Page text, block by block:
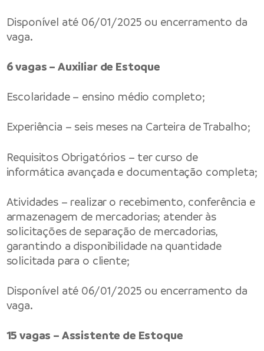
Disponível até 06/01/2025 ou encerramento da
vaga.
6 vagas – Auxiliar de Estoque
Escolaridade – ensino médio completo;
Experiência – seis meses na Carteira de Trabalho;
Requisitos Obrigatórios – ter curso de
informática avançada e documentação completa;
Atividades – realizar o recebimento, conferência e
armazenagem de mercadorias; atender às
solicitações de separação de mercadorias,
garantindo a disponibilidade na quantidade
solicitada para o cliente;
Disponível até 06/01/2025 ou encerramento da
vaga.
15 vagas – Assistente de Estoque